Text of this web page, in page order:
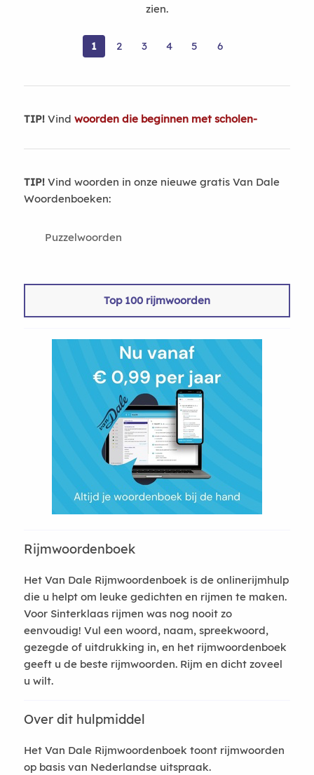
zien.
1 2 3 4 5 6
TIP!Vind woorden die beginnen met scholen-
TIP!Vind woorden in onze nieuwe gratis Van Dale
Woordenboeken:
Puzzelwoorden
Top 100 rijmwoorden
Rijmwoordenboek
Het Van Dale Rijmwoordenboek is de onlinerijmhulp
die u helpt om leuke gedichten en rijmen te maken.
Voor Sinterklaas rijmen was nog nooit zo
eenvoudig! Vul een woord, naam, spreekwoord,
gezegde of uitdrukking in, en het rijmwoordenboek
geeft u de beste rijmwoorden. Rijm en dicht zoveel
u wilt.
Over dit hulpmiddel
Het Van Dale Rijmwoordenboek toont rijmwoorden
op basis van Nederlandse uitspraak.